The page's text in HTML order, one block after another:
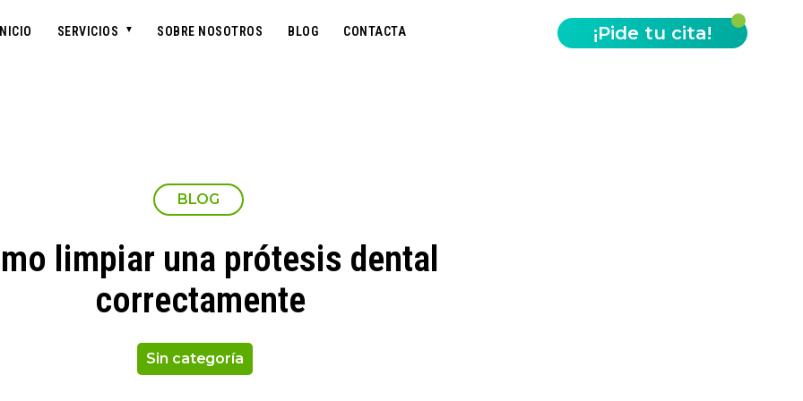
SERVICIOS SOBRE NOSOTROS BLOG CONTACTA ¡Pide tu cita!
BLOG
limpiar una prótesis dental
correctamente
Sin categoría